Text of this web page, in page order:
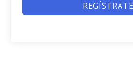
REGÍSTRATE